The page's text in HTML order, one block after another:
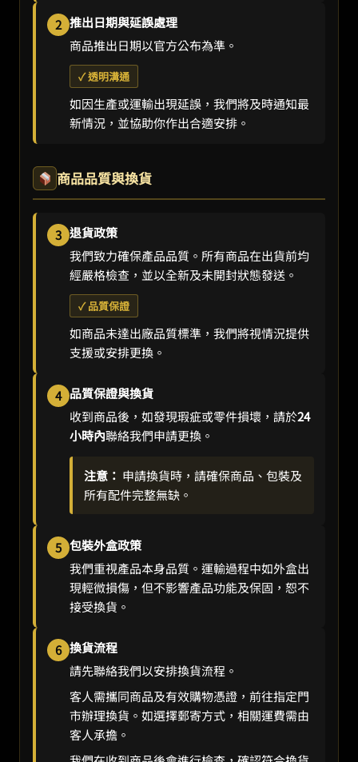
2 推出日期與延誤處理
商品推出日期以官方公布為準。
✓ 透明溝通
如因生產或運輸出現延誤，我們將及時通知最
新情況，並協助你作出合適安排。
商品品質與換貨
3 退貨政策
我們致力確保產品品質。所有商品在出貨前均
經嚴格檢查，並以全新及未開封狀態發送。
✓ 品質保證
如商品未達出廠品質標準，我們將視情況提供
支援或安排更換。
4 品質保證與換貨
收到商品後，如發現瑕疵或零件損壞，請於24
小時內聯絡我們申請更換。
注意： 申請換貨時，請確保商品、包裝及
所有配件完整無缺。
5 包裝外盒政策
我們重視產品本身品質。運輸過程中如外盒出
現輕微損傷，但不影響產品功能及保固，恕不
接受換貨。
6 換貨流程
請先聯絡我們以安排換貨流程。
客人需攜同商品及有效購物憑證，前往指定門
市辦理換貨。如選擇郵寄方式，相關運費需由
客人承擔。